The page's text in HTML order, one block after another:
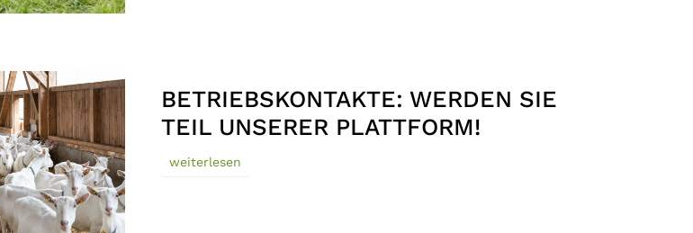
BETRIEBSKONTAKTE: WERDEN SIE
TEIL UNSERER PLATTFORM!
weiterlesen